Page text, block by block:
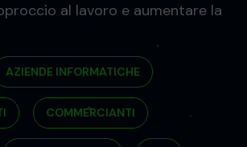
AZIENDE INFORMATICHE
COMMERCIANTI
al lavoro e aumentare la